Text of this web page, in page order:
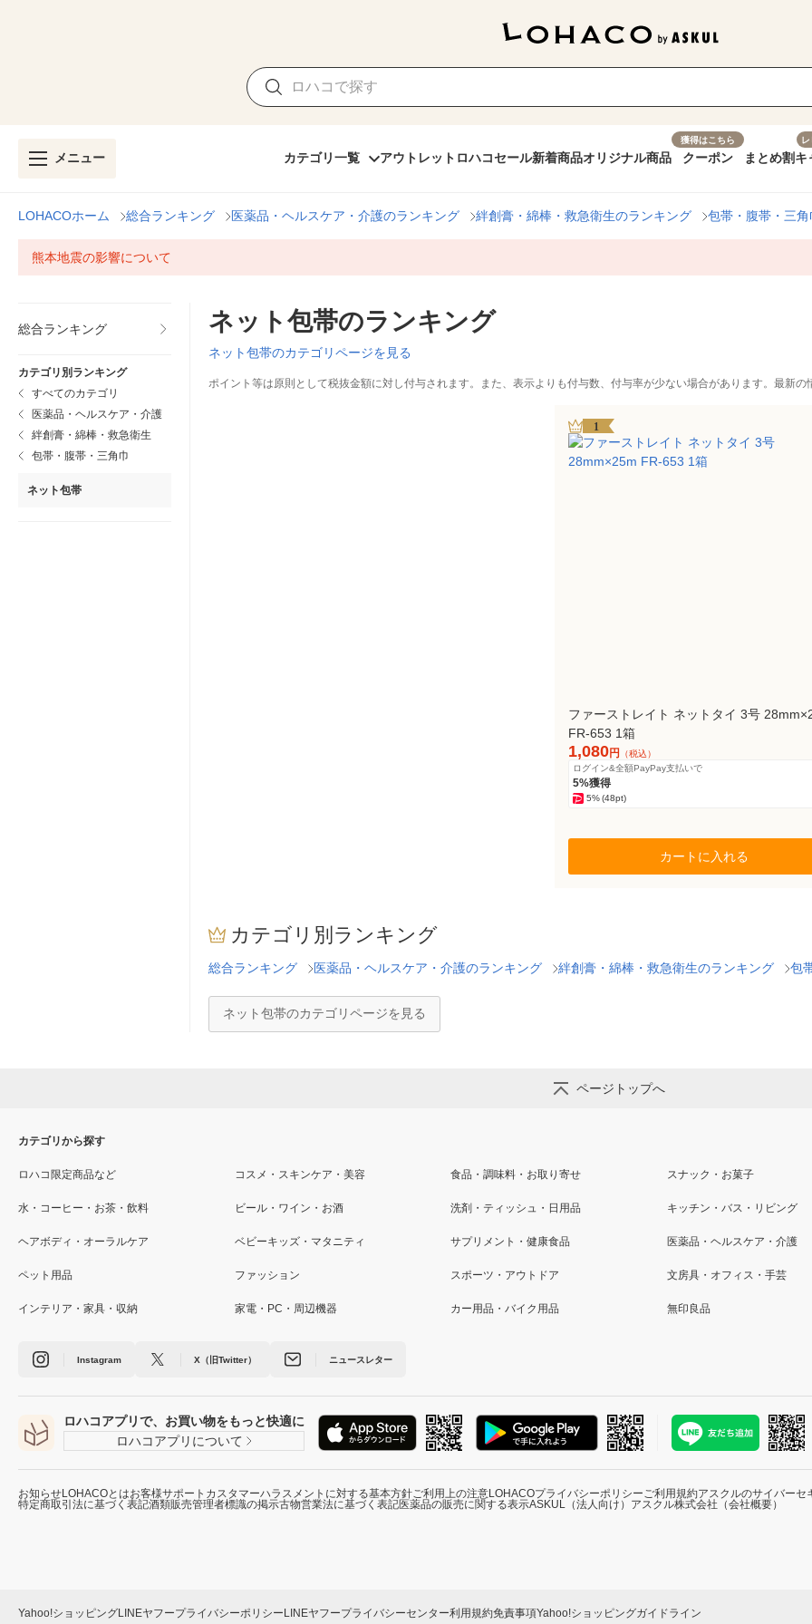
メニュー カテゴリ一覧 アウトレット ロハコセール新着商品オリジナル商品
獲得はこちら
クーポン まとめ割キ
LOHACOホーム 総合ランキング 医薬品・ヘルスケア・介護のランキング 絆創膏・綿棒・救急衛生のランキング 包帯・腹帯・三
熊本地震の影響について
総合ランキング
カテゴリ別ランキング
すべてのカテゴリ
医薬品・ヘルスケア・介護
絆創膏・綿棒・救急衛生
包帯・腹帯・三角巾
ネット包帯
ネット包帯のランキング
ネット包帯のカテゴリページを見る
ポイント等は原則として税抜金額に対し付与されます。また、表示よりも付与数、付与率が少ない場合があります。最新
1
ファーストレイト ネットタイ 3号
FR-653 1箱
1,080円
（税込）
ログイン&全額PayPay支払いで
5%獲得
5%(48pt)
カートに入れる
カテゴリ別ランキング
総合ランキング 医薬品・ヘルスケア・介護のランキング 絆創膏・綿棒・救急衛生のランキング 包
ネット包帯のカテゴリページを見る
ページトップへ
カテゴリから探す
ロハコ限定商品など コスメ・スキンケア・美容 食品・調味料・お取り寄せ スナック・お菓子
水・コーヒー・お茶・飲料 ビール・ワイン・お酒 洗剤・ティッシュ・日用品 キッチン・バス・リビング
ヘアボディ・オーラルケア ベビーキッズ・マタニティ サプリメント・健康食品 医薬品・ヘルスケア・介護
ペット用品 ファッション スポーツ・アウトドア 文房具・オフィス・手芸
インテリア・家具・収納 家電・PC・周辺機器 カー用品・バイク用品 無印良品
Instagram X（旧Twitter） ニュースレター
ロハコアプリで、お買い物をもっと快適に
ロハコアプリについて
お知らせLOHACOとはお客様サポート カスタマーハラスメントに対する基本方針ご利用上の注意LOHACOプライバシーポリシーご利用規約アスクルのサイバーセ
特定商取引法に基づく表記酒類販売管理者標識の掲示古物営業法に基づく表記医薬品の販売に関する表示ASKUL（法人向け） アスクル株式会社（会社概要）
Yahoo!ショッピングLINEヤフープライバシーポリシー LINEヤフープライバシーセンター利用規約免責事項Yahoo!ショッピングガイドライン